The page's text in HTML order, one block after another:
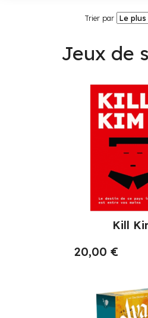
Trier par
Jeux de
Kill
20,00€